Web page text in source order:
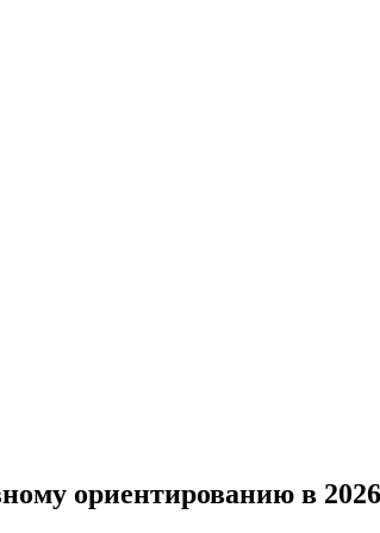
ориентированию в 2026